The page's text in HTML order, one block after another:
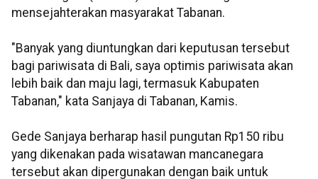
mensejahterakan masyarakat Tabanan.
"Banyak yang diuntungkan dari keputusan tersebut
bagi pariwisata di Bali, saya optimis pariwisata akan
lebih baik dan maju lagi, termasuk Kabupaten
Tabanan," kata Sanjaya di Tabanan, Kamis.
Gede Sanjaya berharap hasil pungutan Rp150 ribu
yang dikenakan pada wisatawan mancanegara
tersebut akan dipergunakan dengan baik untuk